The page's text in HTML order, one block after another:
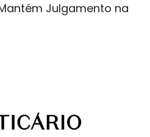
Julgamento na